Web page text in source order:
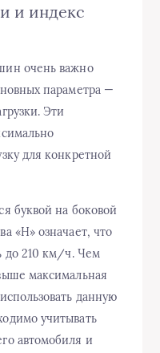
и индекс
очень важно
параметра —
Эти
для конкретной
буквой на боковой
«H» означает, что
до 210 км/ч. Чем
максимальная
данную
учитывать
автомобиля и